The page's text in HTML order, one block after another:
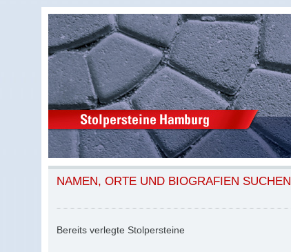
NAMEN, ORTE UND BIOGRAFIEN SUCHEN
Bereits verlegte Stolpersteine